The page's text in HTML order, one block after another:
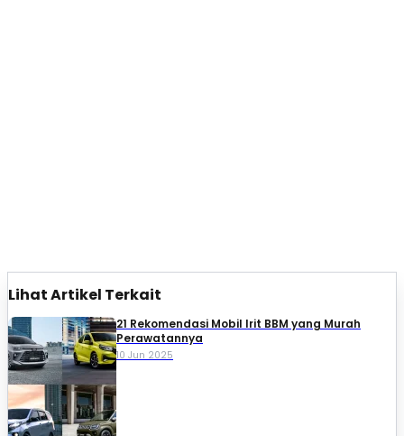
Lihat Artikel Terkait
21 Rekomendasi Mobil Irit BBM yang Murah
Perawatannya
10 Jun 2025